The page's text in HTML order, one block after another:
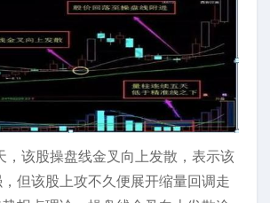
，该股操盘线金叉向上发散，表示该
但该股上攻不久便展开缩量回调走